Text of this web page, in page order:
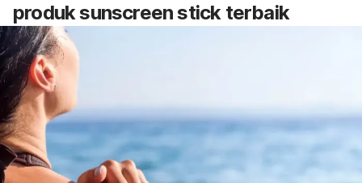
produksunscreen stickterbaik